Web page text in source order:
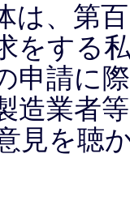
は、第
をする
申請に
造業者
見を聴